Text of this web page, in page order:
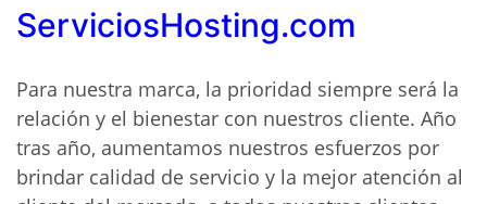
ServiciosHosting.com
Para nuestra marca, la prioridad siempre será la
relación y el bienestar con nuestros cliente. Año
tras año, aumentamos nuestros esfuerzos por
brindar calidad de servicio y la mejor atención al